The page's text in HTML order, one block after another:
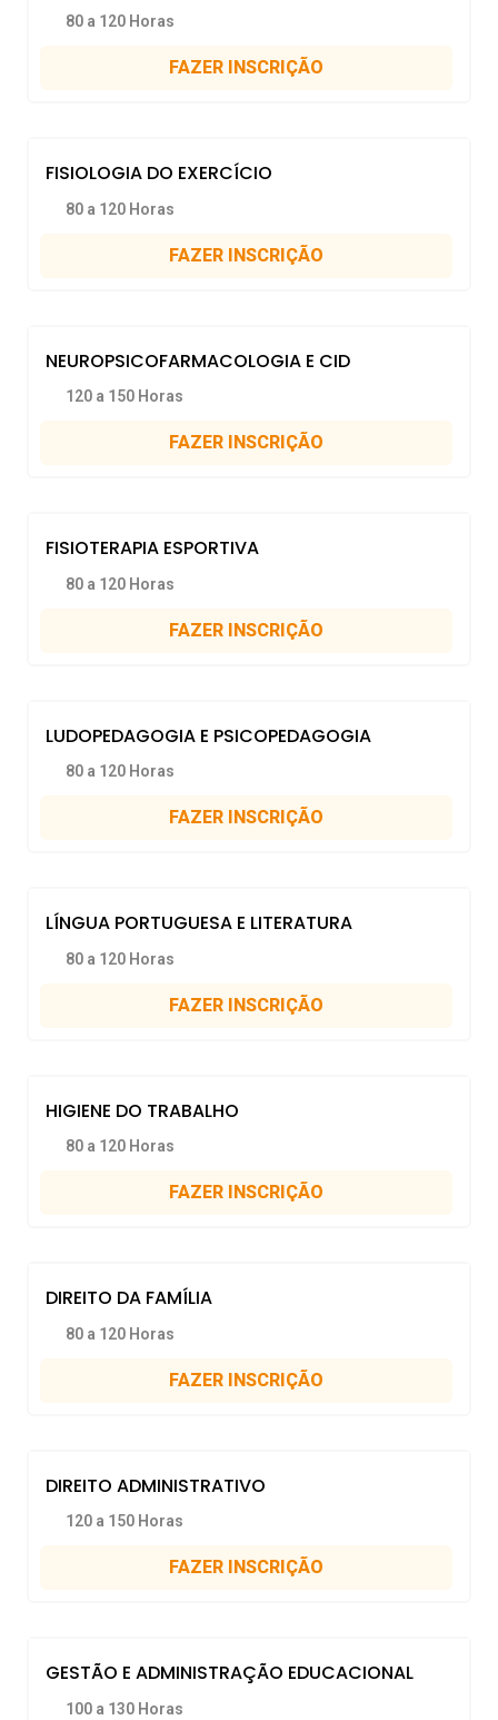
80 a 120 Horas
FAZER INSCRIÇÃO
FISIOLOGIA DO EXERCÍCIO
80 a 120 Horas
FAZER INSCRIÇÃO
NEUROPSICOFARMACOLOGIA E CID
120 a 150 Horas
FAZER INSCRIÇÃO
FISIOTERAPIA ESPORTIVA
80 a 120 Horas
FAZER INSCRIÇÃO
LUDOPEDAGOGIA E PSICOPEDAGOGIA
80 a 120 Horas
FAZER INSCRIÇÃO
LÍNGUA PORTUGUESA E LITERATURA
80 a 120 Horas
FAZER INSCRIÇÃO
HIGIENE DO TRABALHO
80 a 120 Horas
FAZER INSCRIÇÃO
DIREITO DA FAMÍLIA
80 a 120 Horas
FAZER INSCRIÇÃO
DIREITO ADMINISTRATIVO
120 a 150 Horas
FAZER INSCRIÇÃO
GESTÃO E ADMINISTRAÇÃO EDUCACIONAL
100 a 130 Horas